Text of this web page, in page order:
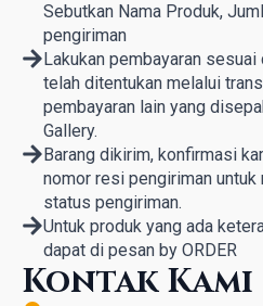
Sebutkan Nama Produk,
pengiriman
Lakukan pembayaran
telah ditentukan melalui
pembayaran lain yang
Gallery.
Barang dikirim, konfirmasi
nomor resi pengiriman
status pengiriman.
Untuk produk yang ada
dapat di pesan by ORDER
Kontak Kami